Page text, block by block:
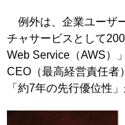
例外は、企業ユーザ
チャサービスとして
Web Service（AWS）
CEO（最高経営責任者
「約7年の先行優位性」